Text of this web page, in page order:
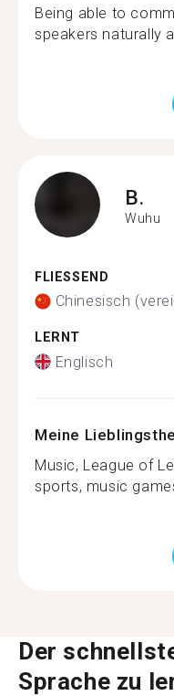
Being able to
speakers naturally
B.
Wuhu
FLIESSEND
Chinesisch
LERNT
Englisch
Meine
Music, League of
sports, music
Der
Sprache zu